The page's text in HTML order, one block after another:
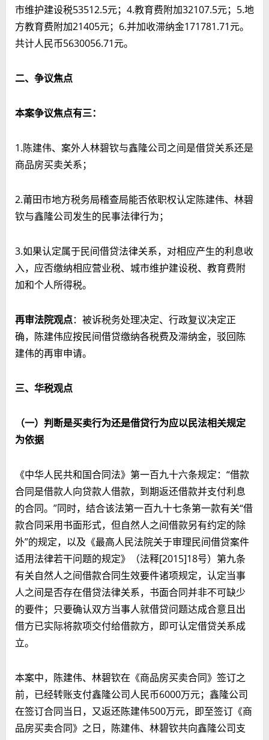
市维护建设税53512.5元；4.教育费附加32107.5元；5.地
方教育费附加21405元；6.并加收滞纳金171781.71元。
共计人民币5630056.71元。
二、争议焦点
本案争议焦点有三：
1.陈建伟、案外人林碧钦与鑫隆公司之间是借贷关系还是
商品房买卖关系；
2.莆田市地方税务局稽查局能否依职权认定陈建伟、林碧
钦与鑫隆公司发生的民事法律行为；
3.如果认定属于民间借贷法律关系，对相应产生的利息收
入，应否缴纳相应营业税、城市维护建设税、教育费附
加和个人所得税。
再审法院观点：被诉税务处理决定、行政复议决定正
确，陈建伟应按民间借贷缴纳各税费及滞纳金，驳回陈
建伟的再审申请。
三、 华税观点
（一）判断是买卖行为还是借贷行为应以民法相关规定
为依据
《中华人民共和国合同法》第一百九十六条规定：“借款
合同是借款人向贷款人借款，到期返还借款并支付利息
的合同。”同时，结合该法第一百九十七条第一款有关“借
款合同采用书面形式，但自然人之间借款另有约定的除
外”的规定，以及《最高人民法院关于审理民间借贷案件
适用法律若干问题的规定》（法释[2015]18号）第九条
有关自然人之间借款合同生效要件诸项规定，认定当事
人之间是否存在借贷法律关系，书面合同并非不可缺少
的要件；只要确认双方当事人就借贷问题达成合意且出
借方已实际将款项交付给借款方，即可认定借贷关系成
立。
本案中，陈建伟、林碧钦在《商品房买卖合同》签订之
前，已经转账支付鑫隆公司人民币6000万元；鑫隆公司
在签订合同当日，又返还陈建伟500万元，即至签订《商
品房买卖合同》之日，陈建伟、林碧钦共向鑫隆公司支